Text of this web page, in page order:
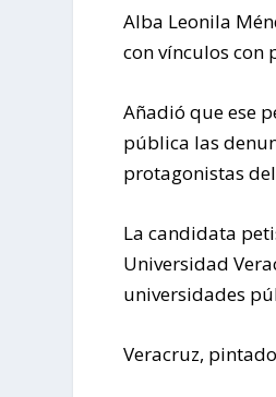
Alba Leonila
con vínculos con
Añadió que ese
pública las
protagonistas
La candidata
Universidad
universidades
Veracruz,